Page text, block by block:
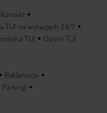
Kontakt
TUI na wakacjach 24/7
TUI Opinie TUI
Reklamacje
Parkingi